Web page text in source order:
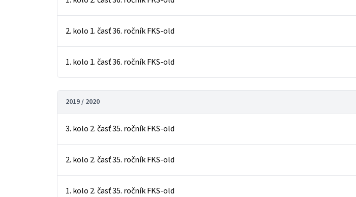
2. kolo 1. časť 36. ročník FKS-old
1. kolo 1. časť 36. ročník FKS-old
2019 / 2020
3. kolo 2. časť 35. ročník FKS-old
2. kolo 2. časť 35. ročník FKS-old
1. kolo 2. časť 35. ročník FKS-old